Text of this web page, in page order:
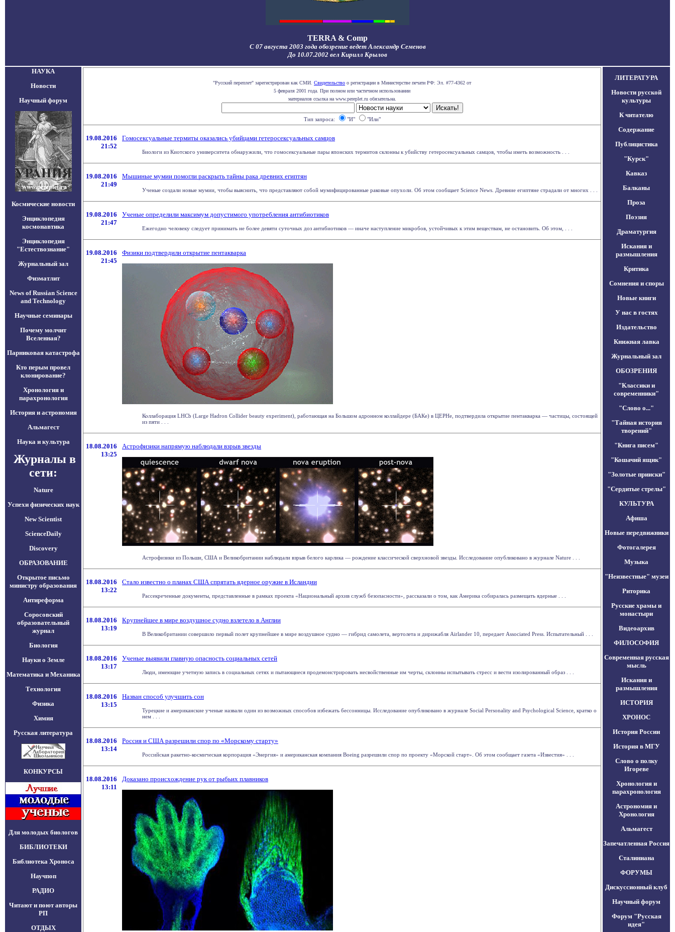
TERRA & Comp
С 07 августа 2003 года обозрение ведет Александр Семенов
До 10.07.2002 вел Кирилл Крылов
НАУКА
Новости
Научный форум
Космические новости
Энциклопедия
космонавтика
Энциклопедия
"Естествознание"
Журнальный зал
Физматлит
News of Russian Science
and Technology
Научные семинары
Почему молчит
Вселенная?
Парниковая катастрофа
Кто перым провел
клонирование?
Хронология и
парахронология
История и астрономия
Альмагест
Наука и культура
Журналы в
сети:
Nature
Успехи физических наук
New Scientist
ScienceDaily
Discovery
ОБРАЗОВАНИЕ
Открытое письмо
министру образования
Антиреформа
Соросовский
образовательный
журнал
Биология
Науки о Земле
Математика и Механика
Технология
Физика
Химия
Русская литература
КОНКУРСЫ
Для молодых биологов
БИБЛИОТЕКИ
Библиотека Хроноса
Научпоп
РАДИО
Читают и поют авторы
РП
ОТДЫХ
"Русский переплет" зарегистрирован как СМИ. Свидетельство о регистрации в Министерстве печати РФ: Эл. #77-4362 от
5 февраля 2001 года. При полном или частичном использовании
материалов ссылка на www.pereplet.ru обязательна.
Тип запроса: "И" "Или"
19.08.2016
21:52
Гомосексуальные термиты оказались убийцами гетеросексуальных самцов
Биологи из Киотского университета обнаружили, что гомосексуальные пары японских термитов склонны к убийству гетеросексуальных самцов, чтобы иметь возможность . . .
19.08.2016
21:49
Мышиные мумии помогли раскрыть тайны рака древних египтян
Ученые создали новые мумии, чтобы выяснить, что представляют собой мумифицированные раковые опухоли. Об этом сообщает Science News. Древние египтяне страдали от многих . . .
19.08.2016
21:47
Ученые определили максимум допустимого употребления антибиотиков
Ежегодно человеку следует принимать не более девяти суточных доз антибиотиков — иначе наступление микробов, устойчивых к этим веществам, не остановить. Об этом, . . .
19.08.2016
21:45
Физики подтвердили открытие пентакварка
Коллаборация LHCb (Large Hadron Collider beauty experiment), работающая на Большом адронном коллайдере (БАКе) в ЦЕРНе, подтвердила открытие пентакварка — частицы, состоящей
из пяти . . .
18.08.2016
13:25
Астрофизики напрямую наблюдали взрыв звезды
Астрофизики из Польши, США и Великобритании наблюдали взрыв белого карлика — рождение классической сверхновой звезды. Исследование опубликовано в журнале Nature . . .
18.08.2016
13:22
Стало известно о планах США спрятать ядерное оружие в Исландии
Рассекреченные документы, представленные в рамках проекта «Национальный архив служб безопасности», рассказали о том, как Америка собиралась размещать ядерные . . .
18.08.2016
13:19
Крупнейшее в мире воздушное судно взлетело в Англии
В Великобритании совершило первый полет крупнейшее в мире воздушное судно — гибрид самолета, вертолета и дирижабля Airlander 10, передает Associated Press. Испытательный . . .
18.08.2016
13:17
Ученые выявили главную опасность социальных сетей
Люди, имеющие учетную запись в социальных сетях и пытающиеся продемонстрировать несвойственные им черты, склонны испытывать стресс и вести изолированный образ . . .
18.08.2016
13:15
Назван способ улучшить сон
Турецкие и американские ученые назвали один из возможных способов избежать бессонницы. Исследование опубликовано в журнале Social Personality and Psychological Science, кратко о
нем . . .
18.08.2016
13:14
Россия и США разрешили спор по «Морскому старту»
Российская ракетно-космическая корпорация «Энергия» и американская компания Boeing разрешили спор по проекту «Морской старт». Об этом сообщает газета «Известия» . . .
18.08.2016
13:11
Доказано происхождение рук от рыбьих плавников
ЛИТЕРАТУРА
Новости русской
культуры
К читателю
Содержание
Публицистика
"Курск"
Кавказ
Балканы
Проза
Поэзия
Драматургия
Искания и
размышления
Критика
Сомнения и споры
Новые книги
У нас в гостях
Издательство
Книжная лавка
Журнальный зал
ОБОЗРЕНИЯ
"Классики и
современники"
"Слово о..."
"Тайная история
творений"
"Книга писем"
"Кошачий ящик"
"Золотые прииски"
"Сердитые стрелы"
КУЛЬТУРА
Афиша
Новые передвижники
Фотогалерея
Музыка
"Неизвестные" музеи
Риторика
Русские храмы и
монастыри
Видеоархив
ФИЛОСОФИЯ
Современная русская
мысль
Искания и
размышления
ИСТОРИЯ
ХРОНОС
История России
История в МГУ
Слово о полку
Игореве
Хронология и
парахронология
Астрономия и
Хронология
Альмагест
Запечатленная Россия
Сталиниана
ФОРУМЫ
Дискуссионный клуб
Научный форум
Форум "Русская
идея"